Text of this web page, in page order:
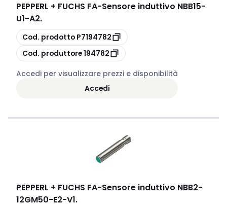
PEPPERL + FUCHS FA-Sensore induttivo NBB15-
U1-A2.
copia
Cod. prodotto P7194782
copia
Cod. produttore194782
Accedi per visualizzare prezzi e disponibilità
Accedi
PEPPERL + FUCHS FA-Sensore induttivo NBB2-
12GM50-E2-V1.